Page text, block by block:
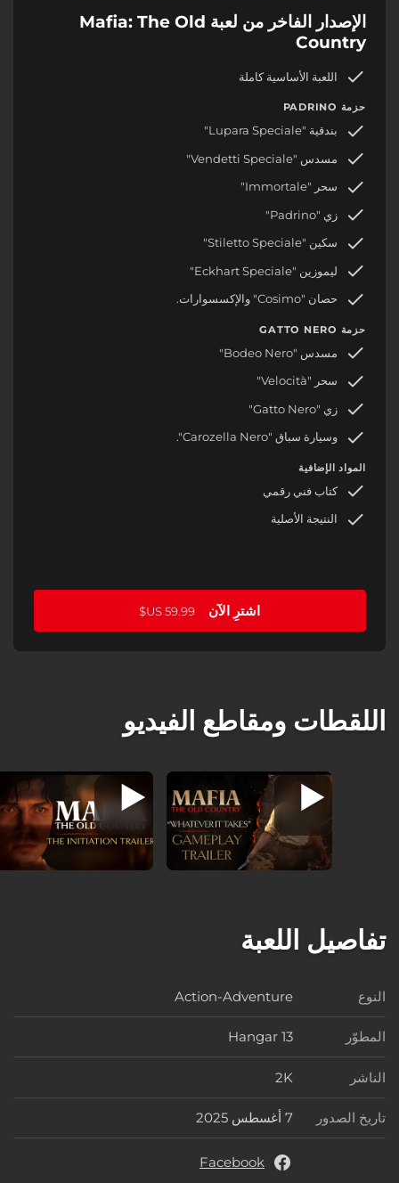
الإصدار الفاخر من لعبة Mafia: The Old
Country
اللعبة الأساسية كاملة
حزمة PADRINO
بندقية "Lupara Speciale"
مسدس "Vendetti Speciale"
سحر "Immortale"
زي "Padrino"
سكين "Stiletto Speciale"
ليموزين "Eckhart Speciale"
حصان "Cosimo" والإكسسوارات.
حزمة GATTO NERO
مسدس "Bodeo Nero"
سحر "Velocità"
زي "Gatto Nero"
وسيارة سباق "Carozella Nero".
المواد الإضافية
كتاب فني رقمي
النتيجة الأصلية
اشترِ الآن
اللقطات ومقاطع الفيديو
تفاصيل اللعبة
النوع النوع
Action-Adventure
المطوّر المطوّر
Hangar 13
الناشر الناشر
2K
تاريخ الصدور تاريخ الصدور7 أغسطس 2025
Facebook